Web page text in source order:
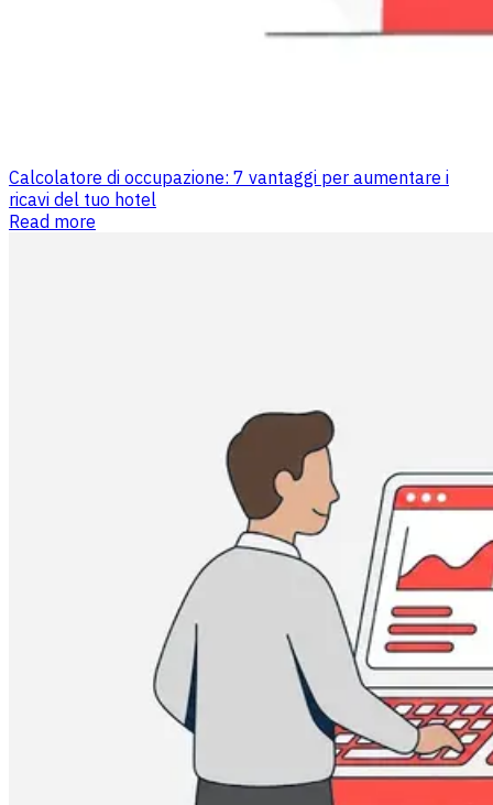
Calcolatore di occupazione: 7 vantaggi per aumentare i
ricavi del tuo hotel
Read more